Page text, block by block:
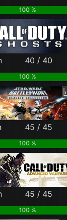
100 %
40 / 40
100 %
45 / 45
100 %
45 / 45
100 %